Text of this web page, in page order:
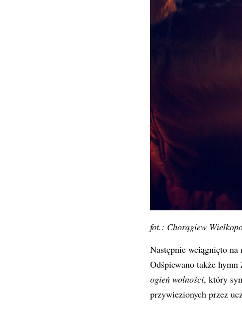
fot.: Chorągiew
Następnie wciągnięto
Odśpiewano także
ogień wolności, który
przywiezionych przez